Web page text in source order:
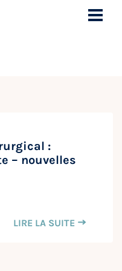
:
– nouvelles
LIRE LA SUITE